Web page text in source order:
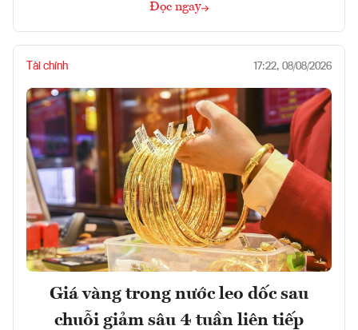
Đọc ngay
Tài chính 17:22, 08/08/2026
Giá vàng trong nước leo dốc sau
chuỗi giảm sâu 4 tuần liên tiếp